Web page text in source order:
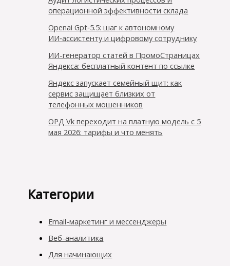
операционной эффективности склада
Openai Gpt‑5.5: шаг к автономному
ИИ‑ассистенту и цифровому сотруднику
ИИ-генератор статей в ПромоСтраницах
Яндекса: бесплатный контент по ссылке
Яндекс запускает семейный щит: как
сервис защищает близких от
телефонных мошенников
ОРД Vk переходит на платную модель с 5
мая 2026: тарифы и что менять
Категории
Email-маркетинг и мессенджеры
Веб-аналитика
Для начинающих